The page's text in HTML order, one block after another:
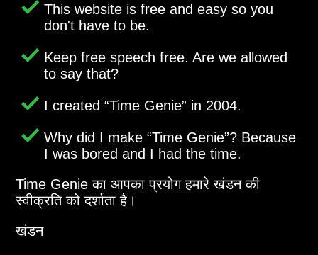
This website is free and easy so you
don't have to be.
Keep free speech free. Are we allowed
to say that?
I created Time Genie in 2004.
Why did I make Time Genie ? Because
I was bored and I had the time.
Time Genie का आपका प्रयोग हमारे खंडन की
स्वीक्रति को दर्शाता है।
खंडन